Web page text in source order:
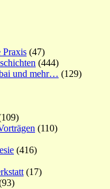
Praxis (47)
(444)
und mehr… (129)
(110)
(416)
(17)